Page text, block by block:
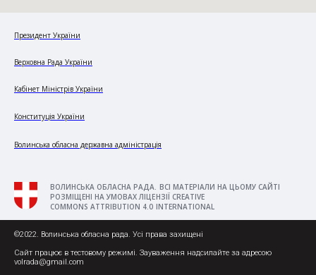
Президент України
Верховна Рада України
Кабінет Міністрів України
Конституція України
Волинська обласна державна адміністрація
ВОЛИНСЬКА ОБЛАСНА РАДА. ВСІ МАТЕРІАЛИ НА ЦЬОМУ САЙТІ
РОЗМІЩЕНІ НА УМОВАХ ЛІЦЕНЗІЇ CREATIVE
COMMONS ATTRIBUTION 4.0 INTERNATIONAL
©2022. Волинська обласна рада. Усі права захищені
Сайт працює в тестовому режимі. Зауваження надсилайте за адресою
volrada@gmail.com